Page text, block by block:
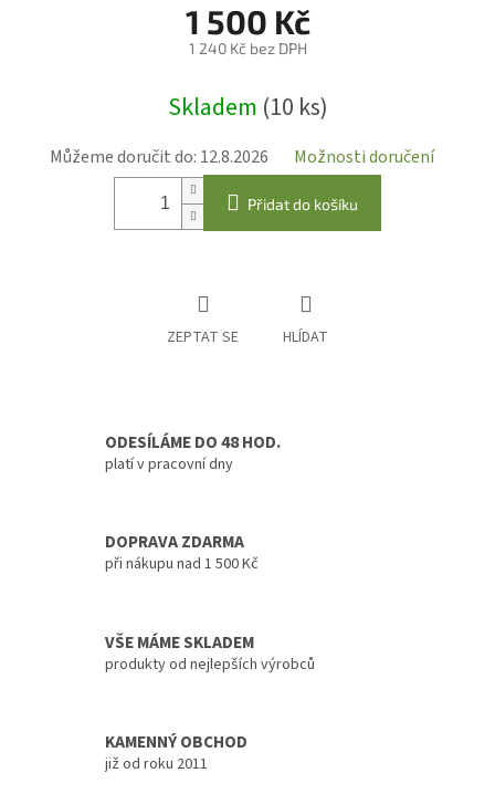
1 500 Kč
1 240 Kč bez DPH
cena:
Skladem (10 ks)
Můžeme doručit do: 12.8.2026 Možnosti doručení
Přidat do košíku
ZEPTAT SE HLÍDAT
ODESÍLÁME DO 48 HOD.
platí v pracovní dny
DOPRAVA ZDARMA
při nákupu nad 1 500 Kč
VŠE MÁME SKLADEM
produkty od nejlepších výrobců
KAMENNÝ OBCHOD
již od roku 2011